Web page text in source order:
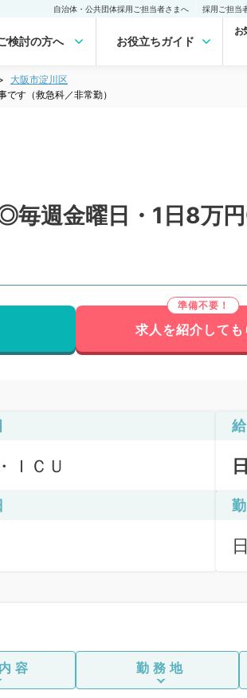
自治体・公共団体採用ご担当者さまへ 採用ご担当
検討の方へ お役立ちガイド
お
大阪市淀川区
す（救急科／非常勤）
毎週金曜日・1日8万
求人を紹介しても
ＩＣＵ
容 勤務地